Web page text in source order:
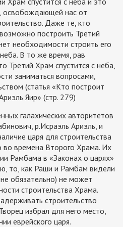
освобождающей нас от
Даже те, кто
построить Третий
необходимости строить его
В то же время, рав
Третий Храм спустится с неба,
заниматься вопросами,
(статья «Кто построит
Яир» (стр. 279)
галахических авторитетов
р.Исраэль Ариэль, и
царя для строительства
во времена Второго Храма. Их
Рамбама в «Законах о царях»
то, как Раши и Рамбам видели
обязательно) не может
строительства Храма.
строительство
избрал для него место,
еврейского царя.